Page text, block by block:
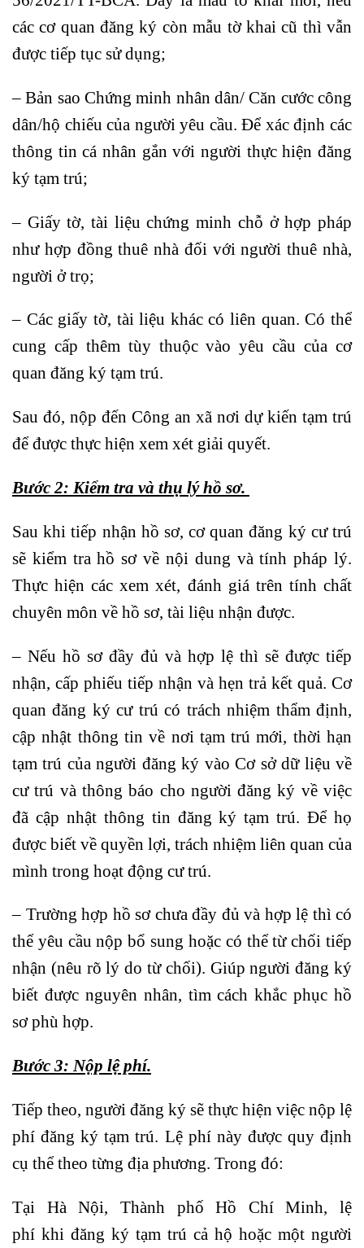
các cơ quan đăng ký còn mẫu tờ khai cũ thì vẫn
được tiếp tục sử dụng;
– Bản sao Chứng minh nhân dân/ Căn cước công
dân/hộ chiếu của người yêu cầu. Để xác định các
thông tin cá nhân gắn với người thực hiện đăng
ký tạm trú;
– Giấy tờ, tài liệu chứng minh chỗ ở hợp pháp
như hợp đồng thuê nhà đối với người thuê nhà,
người ở trọ;
– Các giấy tờ, tài liệu khác có liên quan. Có thể
cung cấp thêm tùy thuộc vào yêu cầu của cơ
quan đăng ký tạm trú.
Sau đó, nộp đến Công an xã nơi dự kiến tạm trú
để được thực hiện xem xét giải quyết.
Bước 2: Kiểm tra và thụ lý hồ sơ.
Sau khi tiếp nhận hồ sơ, cơ quan đăng ký cư trú
sẽ kiểm tra hồ sơ về nội dung và tính pháp lý.
Thực hiện các xem xét, đánh giá trên tính chất
chuyên môn về hồ sơ, tài liệu nhận được.
– Nếu hồ sơ đầy đủ và hợp lệ thì sẽ được tiếp
nhận, cấp phiếu tiếp nhận và hẹn trả kết quả. Cơ
quan đăng ký cư trú có trách nhiệm thẩm định,
cập nhật thông tin về nơi tạm trú mới, thời hạn
tạm trú của người đăng ký vào Cơ sở dữ liệu về
cư trú và thông báo cho người đăng ký về việc
đã cập nhật thông tin đăng ký tạm trú. Để họ
được biết về quyền lợi, trách nhiệm liên quan của
mình trong hoạt động cư trú.
– Trường hợp hồ sơ chưa đầy đủ và hợp lệ thì có
thể yêu cầu nộp bổ sung hoặc có thể từ chối tiếp
nhận (nêu rõ lý do từ chối). Giúp người đăng ký
biết được nguyên nhân, tìm cách khắc phục hồ
sơ phù hợp.
Bước 3: Nộp lệ phí.
Tiếp theo, người đăng ký sẽ thực hiện việc nộp lệ
phí đăng ký tạm trú. Lệ phí này được quy định
cụ thể theo từng địa phương. Trong đó:
Tại Hà Nội, Thành phố Hồ Chí Minh, lệ
phí khi đăng ký tạm trú cả hộ hoặc một người